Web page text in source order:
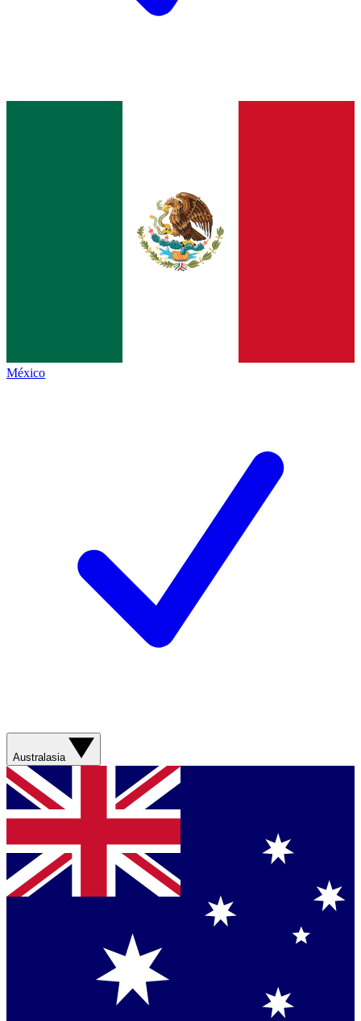
México
Australasia